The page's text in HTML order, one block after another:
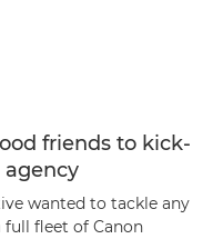
friends to kick-
wanted to tackle any
fleet of Canon